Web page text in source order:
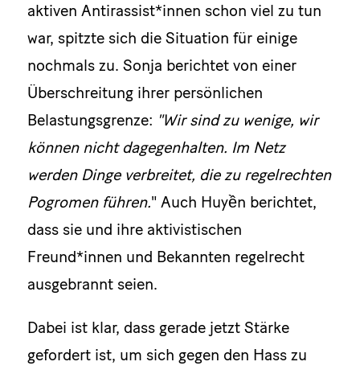
aktiven Antirassist*innen schon viel zu tun
war, spitzte sich die Situation für einige
nochmals zu. Sonja berichtet von einer
Überschreitung ihrer persönlichen
Belastungsgrenze: "Wir sind zu wenige, wir
können nicht dagegenhalten. Im Netz
werden Dinge verbreitet, die zu regelrechten
Pogromen führen." Auch Huyền berichtet,
dass sie und ihre aktivistischen
Freund*innen und Bekannten regelrecht
ausgebrannt seien.
Dabei ist klar, dass gerade jetzt Stärke
gefordert ist, um sich gegen den Hass zu